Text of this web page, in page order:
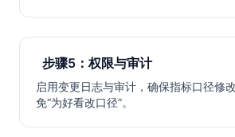
步骤5：权限与审计
启用变更日志与审计，确保指标口径修
免“为好看改口径”。